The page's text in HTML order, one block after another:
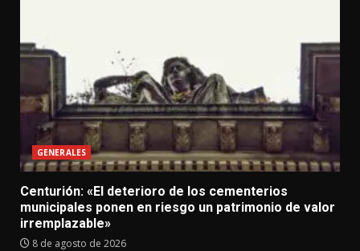
GENERALES
Centurión: «El deterioro de los cementerios
municipales ponen en riesgo un patrimonio de valor
irremplazable»
8 de agosto de 2026